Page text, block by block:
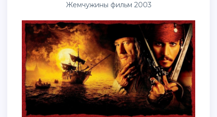
Жемчужины фильм 2003